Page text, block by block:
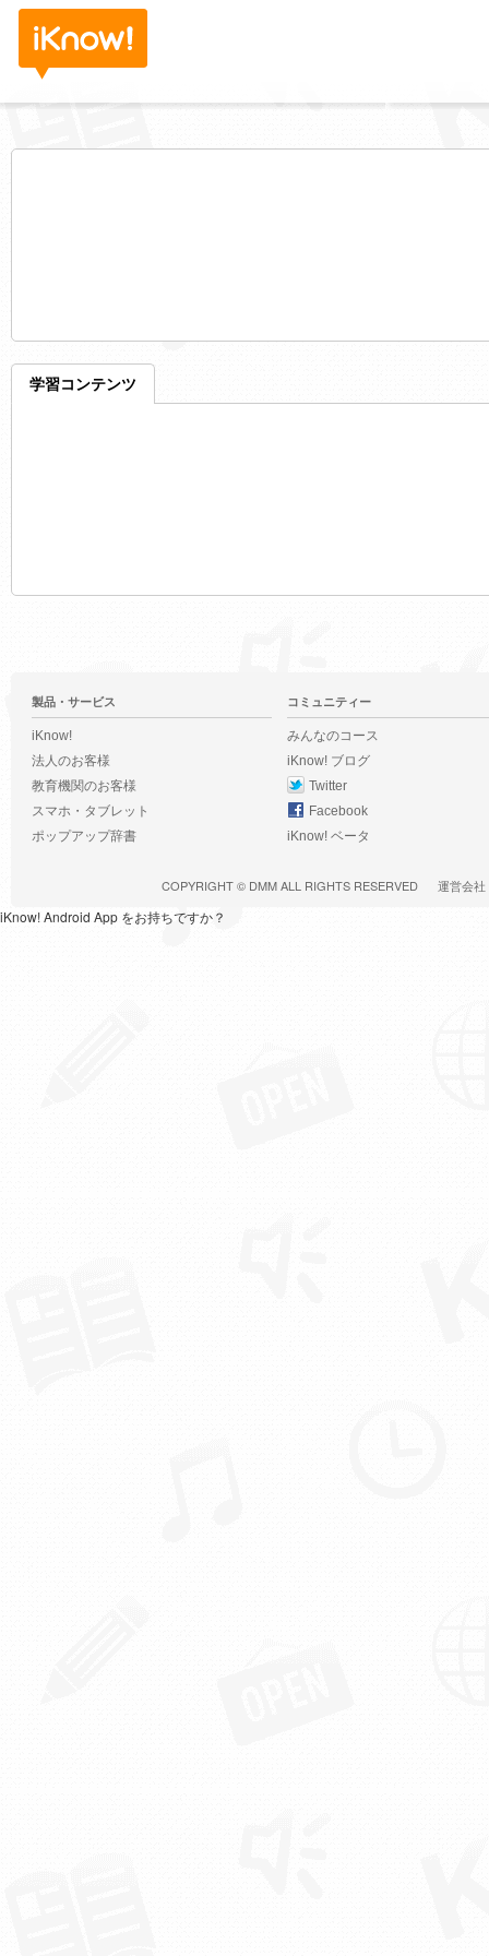
学習コンテンツ
製品・サービス
iKnow!
法人のお客様
教育機関のお客様
スマホ・タブレット
ポップアップ辞書
コミュニティー
みんなのコース
iKnow! ブログ
Twitter
Facebook
iKnow! ベータ
COPYRIGHT © DMMALL RIGHTS RESERVED 運営会社
iKnow! Android App をお持ちですか？